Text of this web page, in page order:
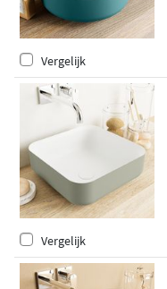
Vergelijk
Vergelijk